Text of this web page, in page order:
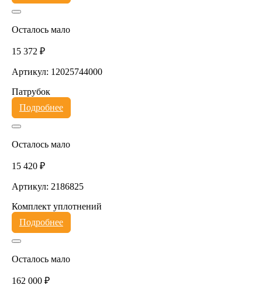
Осталось мало
15 372 ₽
Артикул: 12025744000
Патрубок
Подробнее
Осталось мало
15 420 ₽
Артикул: 2186825
Комплект уплотнений
Подробнее
Осталось мало
162 000 ₽